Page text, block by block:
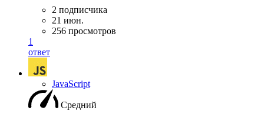
2 подписчика
21 июн.
256 просмотров
1
ответ
JavaScript
Средний